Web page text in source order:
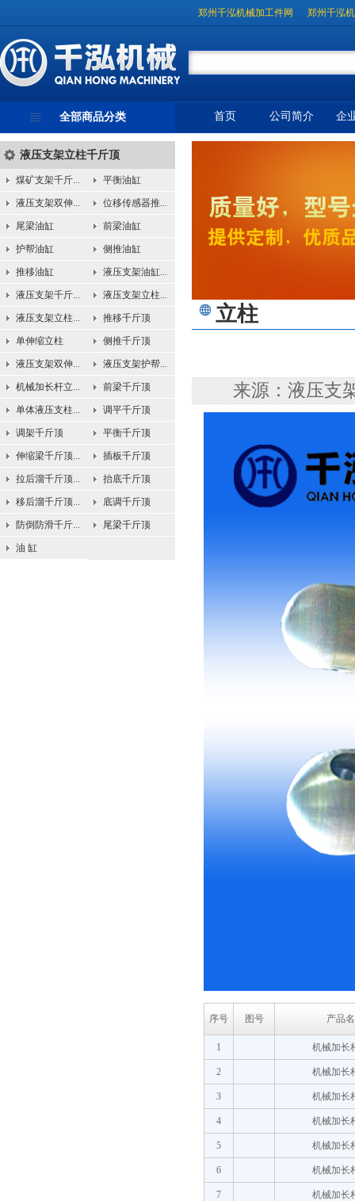
郑州千泓机械加工件网 郑州千泓
全部商品分类
液压支架立柱千斤顶
煤矿支架千斤... 平衡油缸
液压支架双伸... 位移传感器推...
尾梁油缸 前梁油缸
护帮油缸 侧推油缸
推移油缸 液压支架油缸...
液压支架千斤... 液压支架立柱...
液压支架立柱... 推移千斤顶
单伸缩立柱 侧推千斤顶
液压支架双伸... 液压支架护帮...
机械加长杆立... 前梁千斤顶
单体液压支柱... 调平千斤顶
调架千斤顶 平衡千斤顶
伸缩梁千斤顶... 插板千斤顶
拉后溜千斤顶... 抬底千斤顶
移后溜千斤顶... 底调千斤顶
防倒防滑千斤... 尾梁千斤顶
油 缸
首页 公司简介 企
立柱
来源：液压支
序号 图号 产品
1 机械加长
2 机械加长
3 机械加长
4 机械加长
5 机械加长
6 机械加长
7 机械加长